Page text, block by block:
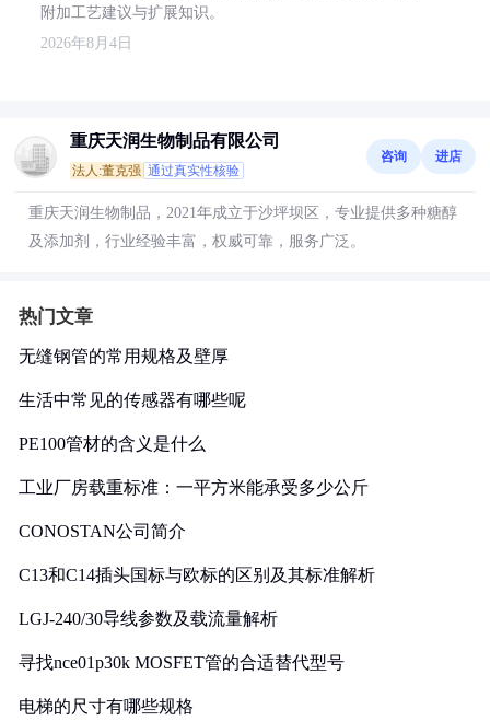
附加工艺建议与扩展知识。
2026年8月4日
重庆天润生物制品有限公司
法人:董克强 通过真实性核验
咨询 进店
重庆天润生物制品，2021年成立于沙坪坝区，专业提供多种糖醇
及添加剂，行业经验丰富，权威可靠，服务广泛。
热门文章
无缝钢管的常用规格及壁厚
生活中常见的传感器有哪些呢
PE100管材的含义是什么
工业厂房载重标准：一平方米能承受多少公斤
CONOSTAN公司简介
C13和C14插头国标与欧标的区别及其标准解析
LGJ-240/30导线参数及载流量解析
寻找nce01p30k MOSFET管的合适替代型号
电梯的尺寸有哪些规格